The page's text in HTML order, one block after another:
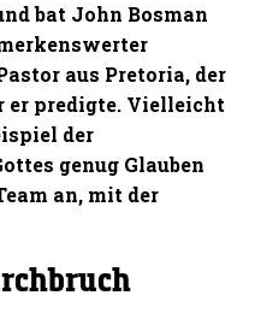
bat John Bosman
aus Pretoria, der
er predigte. Vielleicht
der
genug Glauben
an, mit der